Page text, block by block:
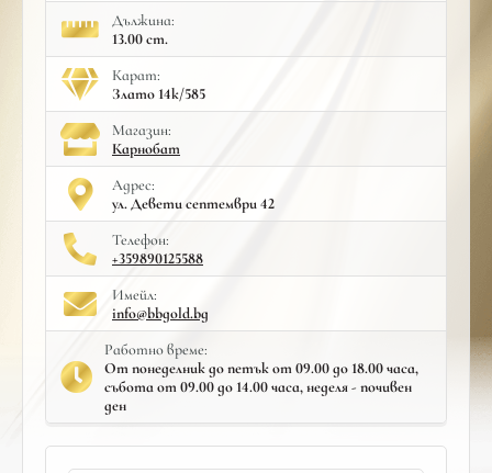
Дължина:
13.00 cm.
Карат:
Злато 14к/585
Mагазин:
Карнобат
Адрес:
ул. Девети септември 42
Телефон:
+359890125588
Имейл:
info@bbgold.bg
Работно време:
От понеделник до петък от 09.00 до 18.00 часа,
събота от 09.00 до 14.00 часа, неделя - почивен
ден